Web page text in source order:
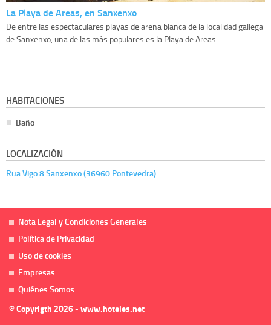
La Playa de Areas, en Sanxenxo
De entre las espectaculares playas de arena blanca de la localidad gallega
de Sanxenxo, una de las más populares es la Playa de Areas.
HABITACIONES
Baño
LOCALIZACIÓN
Rua Vigo 8 Sanxenxo (36960 Pontevedra)
Nota Legal y Condiciones Generales
Política de Privacidad
Uso de cookies
Empresas
Quiénes Somos
© Copyrigth 2026 - www.hoteles.net